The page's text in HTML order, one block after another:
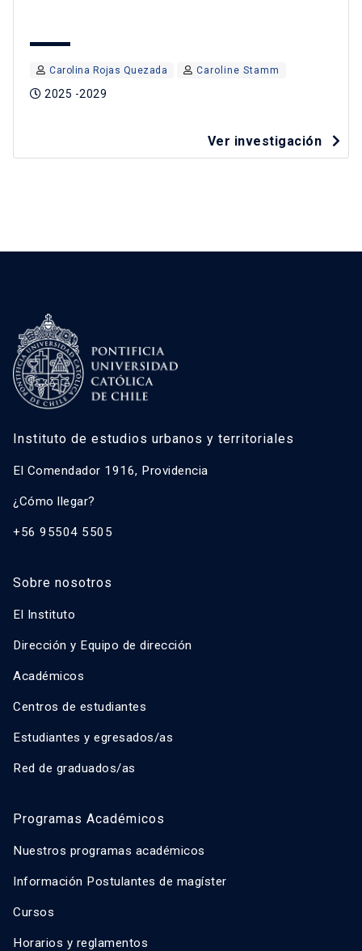
Carolina Rojas Quezada Caroline Stamm
2025 -2029
Ver investigación
Instituto de estudios urbanos y territoriales
El Comendador 1916, Providencia
¿Cómo llegar?
+56 95504 5505
Sobre nosotros
El Instituto
Dirección y Equipo de dirección
Académicos
Centros de estudiantes
Estudiantes y egresados/as
Red de graduados/as
Programas Académicos
Nuestros programas académicos
Información Postulantes de magíster
Cursos
Horarios y reglamentos